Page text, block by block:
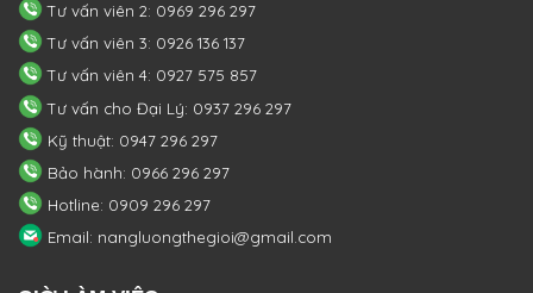
Tư vấn viên 2: 0969 296 297
Tư vấn viên 3: 0926 136 137
Tư vấn viên 4: 0927 575 857
Tư vấn cho Đại Lý: 0937 296 297
Kỹ thuật: 0947 296 297
Bảo hành: 0966 296 297
Hotline: 0909 296 297
Email: nangluongthegioi@gmail.com